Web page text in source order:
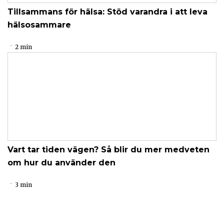
Tillsammans för hälsa: Stöd varandra i att leva
hälsosammare
2 min
Vart tar tiden vägen? Så blir du mer medveten
om hur du använder den
3 min